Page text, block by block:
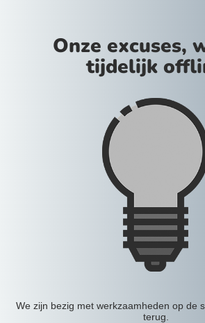
Onze excuses,
tijdelijk
We zijn bezig met werkzaamheden op de
terug.